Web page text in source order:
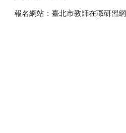
報名網站：臺北市教師在職研習網